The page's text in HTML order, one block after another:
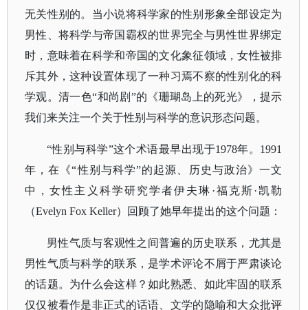
无关性别的。当小说将科学家的性别形象全部设定为
男性、将科学与帝国霸权的世界完全与男性世界绑定
时，意味着在科学和帝国的文化象征领域，女性被排
斥其外，这种设置体现了一种习焉不察的性别化的科
学观。清一色“和尚剧”的《珊瑚岛上的死光》，提示
我们来关注一个关于性别与科学的意识形态问题。
“性别与科学”这个术语最早出现于1978年。1991
年，在《“性别与科学”的起源、历史与政治》一文
中，女性主义科学研究学者伊夫琳·福克斯·凯勒
（Evelyn Fox Keller）回顾了她早年提出的这个问题：
男性气质与客观性之间普遍的历史联系，尤其是
男性气质与科学的联系，是学术评论不屑于严肃谈论
的话题。为什么会这样？如此熟悉、如此牢固的联系
仅仅被看作是非正式的话语、文学的隐喻和大众批评